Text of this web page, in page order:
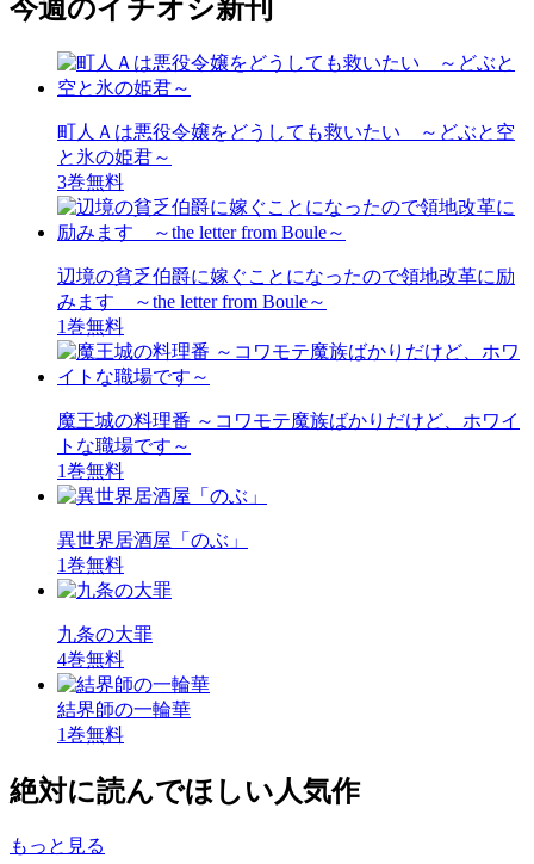
今週のイチオシ新刊
町人Ａは悪役令嬢をどうしても救いたい ～どぶと空
と氷の姫君～
3巻無料
辺境の貧乏伯爵に嫁ぐことになったので領地改革に励
みます ～the letter from Boule～
1巻無料
魔王城の料理番 ～コワモテ魔族ばかりだけど、ホワイ
トな職場です～
1巻無料
異世界居酒屋「のぶ」
1巻無料
九条の大罪
4巻無料
結界師の一輪華
1巻無料
絶対に読んでほしい人気作
もっと見る